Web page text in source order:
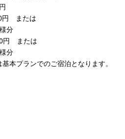
または
または
本プランでのご宿泊となります。